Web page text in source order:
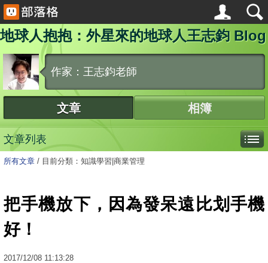
地球人抱抱：外星來的地球人王志鈞 Blog
作家：王志鈞老師
文章 相簿
文章列表
所有文章 / 目前分類：知識學習|商業管理
把手機放下，因為發呆遠比划手機
好！
2017/12/08 11:13:28